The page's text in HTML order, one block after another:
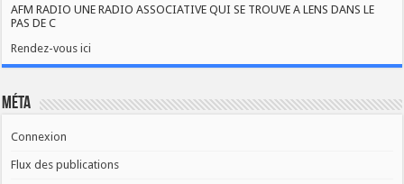
AFM RADIO UNE RADIO ASSOCIATIVE QUI SE TROUVE A LENS DANS LE
PAS DE C
Rendez-vous ici
Méta
Connexion
Flux des publications